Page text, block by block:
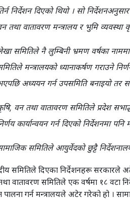
निर्देशन दिएको थियो । सो
तथा वातावरण मन्त्रालय र भुमि व्यवस्था
समितिले नै लुम्बिनी भ्रमण वर्षका
मन्त्रालयको ध्यानाकर्षण गराउने
अध्ययन गर्न उपसमिति बनाइयो तर
वन तथा वातावरण समितिले प्रदेश
कार्यान्वयन गर्न दिएको निर्देशनमा
समितिले आयुर्वेदको छुट्टै
समितिले दिएका निर्देशनहरू सरकारले
वातावरण समितिले एक वर्षमा १८ वटा
गर्न मन्त्रालयले अटेर गरेको हो ।